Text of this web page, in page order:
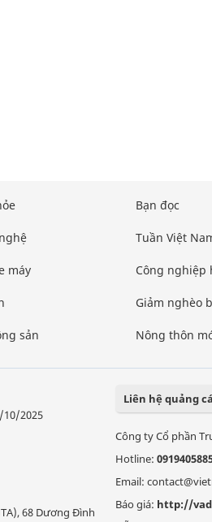
máy
sản
Bạn đọc
Tuần Việt
Công nghiệp
Giảm nghèo
Nông thôn
10/2025
68 Dương Đình
Liên hệ quảng
Công ty Cổ phần
Hotline:
Email:
Báo giá: http://